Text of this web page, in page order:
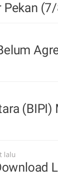
Pekan
(BIPI)
lalu